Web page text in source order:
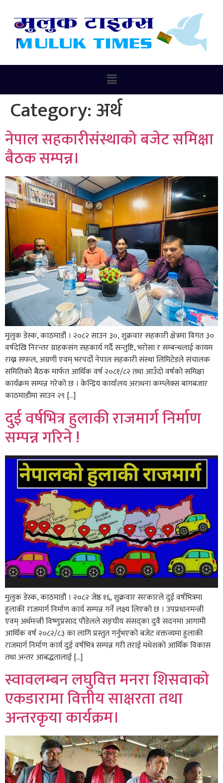
Category:अर्थ
नेपाल सहकारीसंस्थाको बजेट समिक्षा
बैठक सम्पन्न।
मुलुक डेस्क, काठमाडौं । २०८२ साउन ३०, शुक्रवार सहकारी क्षेत्रमा विगत ३०
वर्षदेखि निरन्तर ग्राहकसंग सहकार्य गर्दै सन्तुष्टि, भरोसा र सम्बन्धलाई कायम
राख्न सफल, अग्रणी एवम् भरपर्दो नेपाल सहकारी संस्था लिमिटेडले संचालक
समितिको बैठक मार्फत आर्थिक वर्ष २०८१/८२ तथा आउँदाे वर्षको समिक्षा
कार्यक्रम सम्पन्न गरेको छ । केन्द्रिय कार्यालय अराधना कम्प्लेक्स बागबजार
काठमाडौंमा साउन २९ […]
दुई वर्षभित्र हुलाकी राजमार्ग निर्माण
सम्पन्न गरिने !
मुलुक डेस्क, काठमाडौं । २०८२ जेष्ठ १६, शुक्रवार सरकारले दुई वर्षभित्रमा
हुलाकी राजमार्ग निर्माण कार्य सम्पन्न गर्ने लक्ष्य लिएको छ । उपप्रधानमन्त्री
एवम् अर्थमन्त्री विष्णुप्रसाद पौडेलले सङ्घीय संसद्का दुवै सदनमा आगामी
आर्थिक वर्ष २०८२/८३ का लागि प्रस्तुत गर्नुभएको बजेट वक्तव्यमा हुलाकी
राजमार्ग निर्माण कार्य दुई वर्षभित्र सम्पन्न गरी तराई मधेशको आर्थिक विकास
तथा अन्तर आबद्धतालाई […]
स्वावलम्बन लघुवित्त मनरा शिसवाकाे
एकडारामा वित्तीय साक्षरता तथा
अन्तरकृया कार्यक्रम।